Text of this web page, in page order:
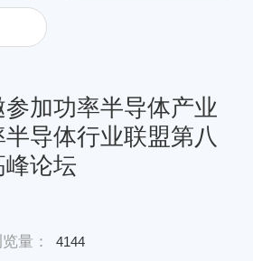
加功率半导体产业
导体行业联盟第八
峰论坛
量： 4144